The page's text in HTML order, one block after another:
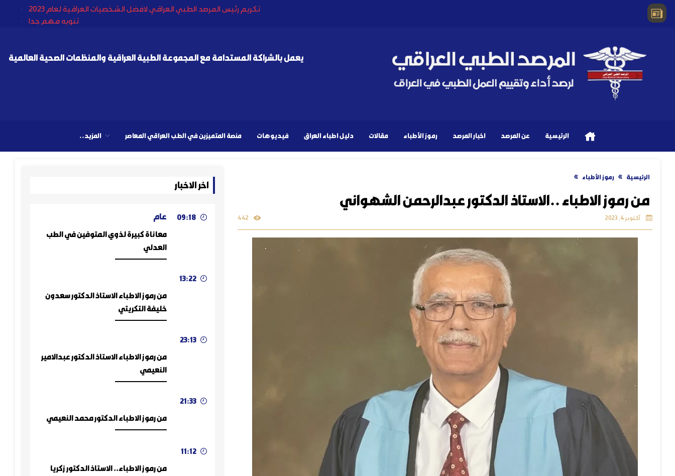
تكريم رئيس المرصد الطبي العراقي لافضل الشخصيات العراقية لعام 2023
تنويه مهم جدا
خبراء المرصد الطبي العراقي من كبار الشخصيات الطبية العراقية
يعمل بالشراكة المستدامة مع المجموعة الطبية العراقية والمنظمات الصحية العالمية
الرئيسية عن المرصد اخبار المرصد رموز الأطباء مقالات دليل اطباء العراق فيديوهات منصة المتميزين في الطب العراقي المعاصر المزيد..
الرئيسية رموز الأطباء
من رموز الاطباء ..الاستاذ الدكتور عبدالرحمن الشهواني
أكتوبر 4, 2023 442
اخر الاخبار
09:18 عام
معاناة كبيرة لذوي المتوفين في الطب
العدلي
13:22
من رموز الاطباء الاستاذ الدكتور سعدون
خليفة التكريتي
23:13
من رموز الاطباء الاستاذ الدكتور عبدالامير
النعيمي
21:33
من رموز الاطباء الدكتور محمد النعيمي
11:12
من رموز الاطباء.. الاستاذ الدكتور زكريا